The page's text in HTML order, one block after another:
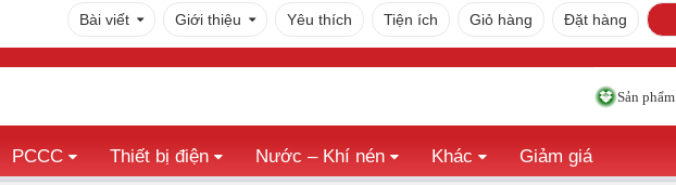
Bài viết Giới thiệu Yêu thích Tiện ích Giỏ hàng Đặt hàng
Sản phẩm
PCCC Thiết bị điện Nước – Khí nén Khác Giảm giá